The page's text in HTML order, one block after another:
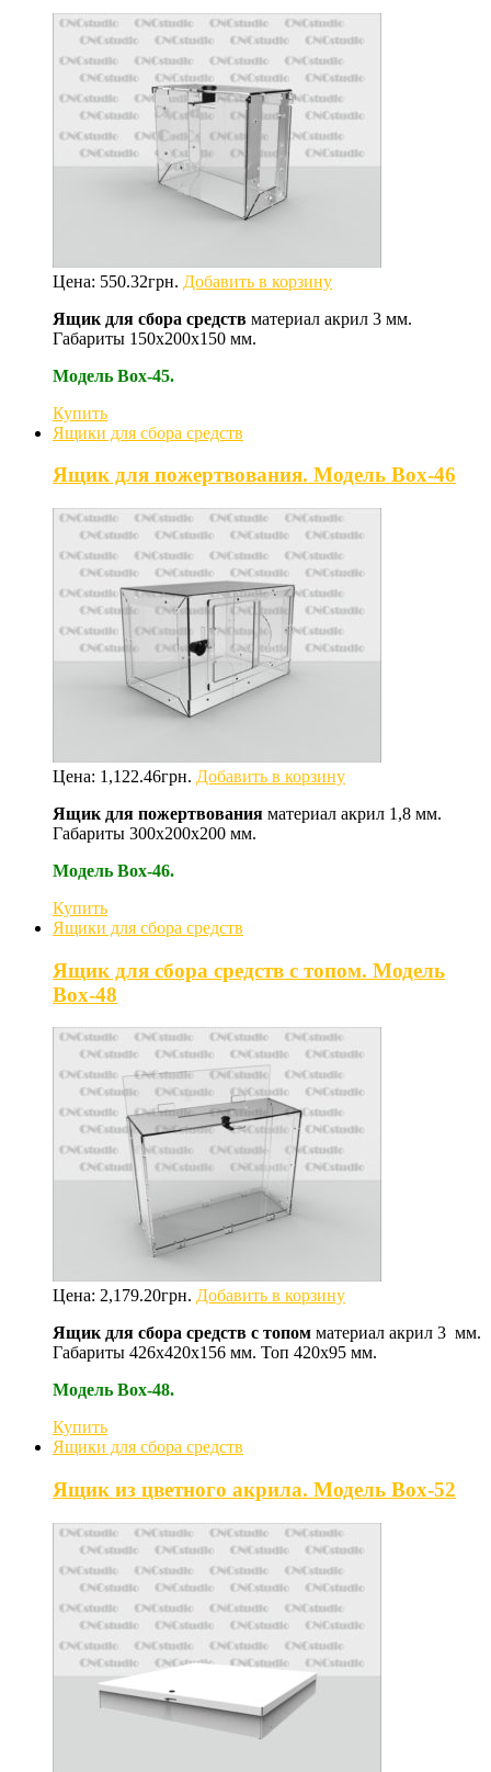
Цена: 550.32грн. Добавить в корзину
Ящик для сбора средств материал акрил 3 мм.
Габариты 150х200х150 мм.
Модель Box-45.
Купить
Ящики для сбора средств
Ящик для пожертвования. Модель Box-46
Цена: 1,122.46грн. Добавить в корзину
Ящик для пожертвования материал акрил 1,8 мм.
Габариты 300х200х200 мм.
Модель Box-46.
Купить
Ящики для сбора средств
Ящик для сбора средств с топом. Модель
Box-48
Цена: 2,179.20грн. Добавить в корзину
Ящик для сбора средств с топом материал акрил 3 мм.
Габариты 426х420х156 мм. Топ 420х95 мм.
Модель Box-48.
Купить
Ящики для сбора средств
Ящик из цветного акрила. Модель Box-52